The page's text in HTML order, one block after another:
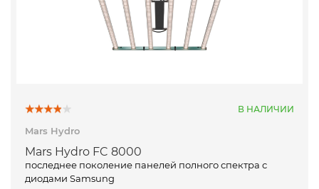
В НАЛИЧИИ
Mars Hydro
Mars Hydro FC 8000
последнее поколение панелей полного спектра с
диодами Samsung